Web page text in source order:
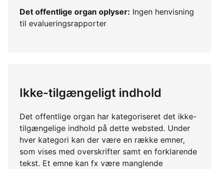
Det offentlige organ oplyser: Ingen henvisning
til evalueringsrapporter
Ikke-tilgængeligt indhold
Det offentlige organ har kategoriseret det ikke-
tilgængelige indhold på dette websted. Under
hver kategori kan der være en række emner,
som vises med overskrifter samt en forklarende
tekst. Et emne kan fx være manglende